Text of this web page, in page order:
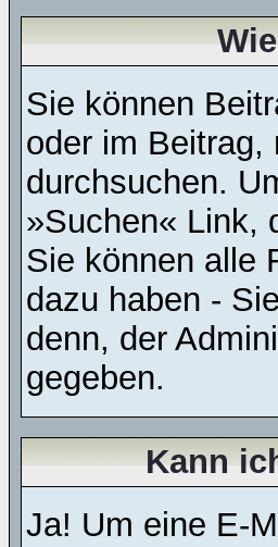
Sie können
oder im Beitrag,
durchsuchen.
»Suchen« Link,
Sie können alle
dazu haben -
denn, der
gegeben.
Kann
Ja! Um eine E-